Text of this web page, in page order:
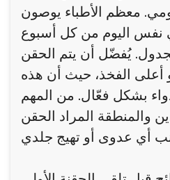
معظم الأطباء يوصون
نفس اليوم من كل أسبوع
يُفضّل أن يتم الحقن
أعلى الفخذ، حيث أن هذه
بشكل فعّال. من المهم
والمنطقة المراد الحقن